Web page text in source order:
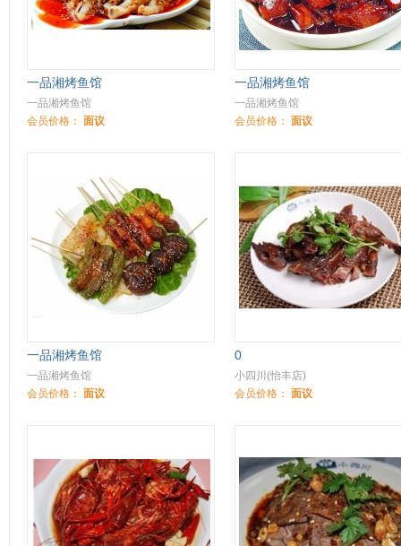
一品湘烤鱼馆
一品湘烤鱼馆
会员价格： 面议
一品湘烤鱼馆
一品湘烤鱼馆
会员价格： 面议
一品湘烤鱼馆
一品湘烤鱼馆
会员价格： 面议
0
小四川(怡丰店)
会员价格： 面议